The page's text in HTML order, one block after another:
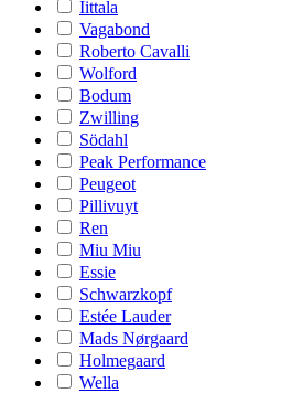
Iittala
Vagabond
Roberto Cavalli
Wolford
Bodum
Zwilling
Södahl
Peak Performance
Peugeot
Pillivuyt
Ren
Miu Miu
Essie
Schwarzkopf
Estée Lauder
Mads Nørgaard
Holmegaard
Wella